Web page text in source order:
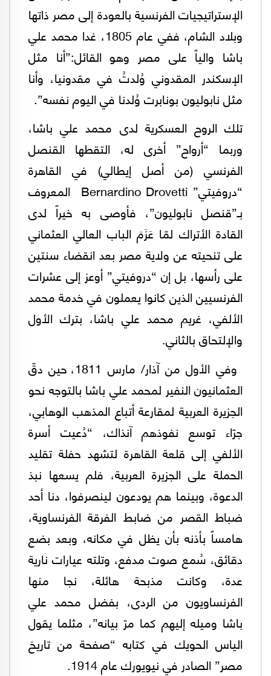
الإستراتيجيات الفرنسية بالعودة إلى مصر ذاتها
وبلاد الشام، ففي عام 1805، غدا محمد علي
باشا والياً على مصر وهو القائل:”أنا مثل
الإسكندر المقدوني وُلدتُ في مقدونيا، وأنا
مثل نابوليون بونابرت وُلدنا في اليوم نفسه”.
تلك الروح العسكرية لدى محمد علي باشا،
وربما “أرواح” أخرى له، التقطها القنصل
الفرنسي (من أصل إيطالي) في القاهرة
“دروفيتي” Bernardino Drovetti المعروف
بـ”قنصل نابوليون”، فأوصى به خيراً لدى
القادة الأتراك لمّا عَزَمَ الباب العالي العثماني
على تنحيته عن ولاية مصر بعد انقضاء سنتين
على رأسها، بل إن “دروفيتي” أوعز إلى عشرات
الفرنسيين الذين كانوا يعملون في خدمة محمد
الألفي، غريم محمد علي باشا، بترك الأول
والإلتحاق بالثاني.
وفي الأول من آذار/ مارس 1811، حين دقّ
العثمانيون النفير لمحمد علي باشا بالتوجه نحو
الجزيرة العربية لمقارعة أتباع المذهب الوهابي،
جرّاء توسع نفوذهم آنذاك، “دُعيت أسرة
الألفي إلى قلعة القاهرة لتشهد حفلة تقليد
الحملة على الجزيرة العربية، فلم يسعها نبذ
الدعوة، وبينما هم يودعون لينصرفوا، دنا أحد
ضباط القصر من ضابط الفرقة الفرنساوية،
هامساً بأذنه بأن يظل في مكانه، وبعد بضع
دقائق، سُمع صوت مدفع، وتلته عيارات نارية
عدة، وكانت مذبحة هائلة، نجا منها
الفرنساويون من الردى، بفضل محمد علي
باشا وميله إليهم كما مرّ بيانه”، مثلما يقول
الياس الحويك في كتابه “صفحة من تاريخ
مصر” الصادر في نيويورك عام 1914.